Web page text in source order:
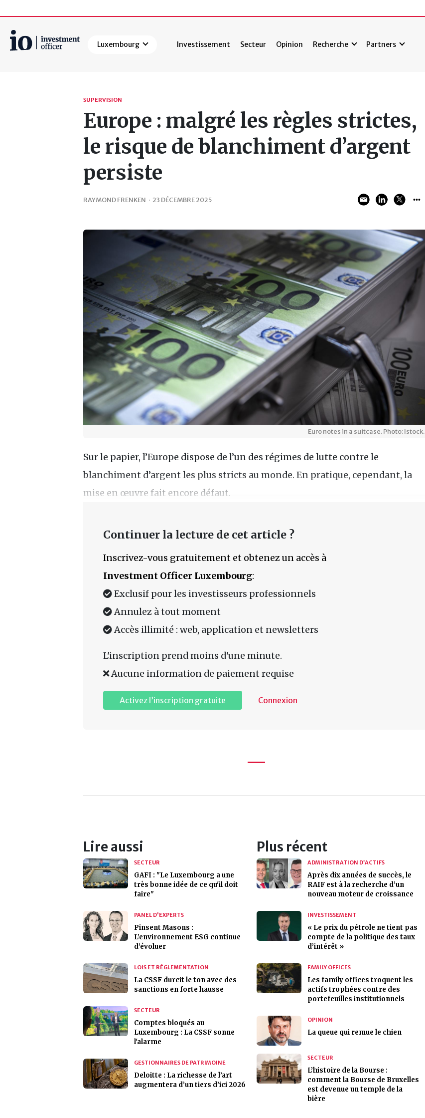
Luxembourg Investissement Secteur Opinion Recherche Partners
SUPERVISION
Europe : malgré les règles strictes,
le risque de blanchiment d’argent
persiste
RAYMOND FRENKEN · 23 DÉCEMBRE 2025
Euro notes in a suitcase. Photo: Istock.
Sur le papier, l’Europe dispose de l’un des régimes de lutte contre le
blanchiment d’argent les plus stricts au monde. En pratique, cependant, la
mise en œuvre fait encore défaut.
Continuer la lecture de cet article ?
Inscrivez-vous gratuitement et obtenez un accès à
Investment Officer Luxembourg:
Exclusif pour les investisseurs professionnels
Annulez à tout moment
Accès illimité : web, application et newsletters
L'inscription prend moins d'une minute.
Aucune information de paiement requise
Activez l’inscription gratuite Connexion
Lire aussi
SECTEUR
GAFI : "Le Luxembourg a une
très bonne idée de ce qu'il doit
faire"
PANEL D'EXPERTS
Pinsent Masons :
L’environnement ESG continue
d’évoluer
LOIS ET RÉGLEMENTATION
La CSSF durcit le ton avec des
sanctions en forte hausse
SECTEUR
Comptes bloqués au
Luxembourg : La CSSF sonne
l'alarme
GESTIONNAIRES DE PATRIMOINE
Deloitte : La richesse de l’art
augmentera d’un tiers d’ici 2026
Plus récent
ADMINISTRATION D’ACTIFS
Après dix années de succès, le
RAIF est à la recherche d’un
nouveau moteur de croissance
INVESTISSEMENT
« Le prix du pétrole ne tient pas
compte de la politique des taux
d’intérêt »
FAMILY OFFICES
Les family offices troquent les
actifs trophées contre des
portefeuilles institutionnels
OPINION
La queue qui remue le chien
SECTEUR
L’histoire de la Bourse :
comment la Bourse de Bruxelles
est devenue un temple de la
bière